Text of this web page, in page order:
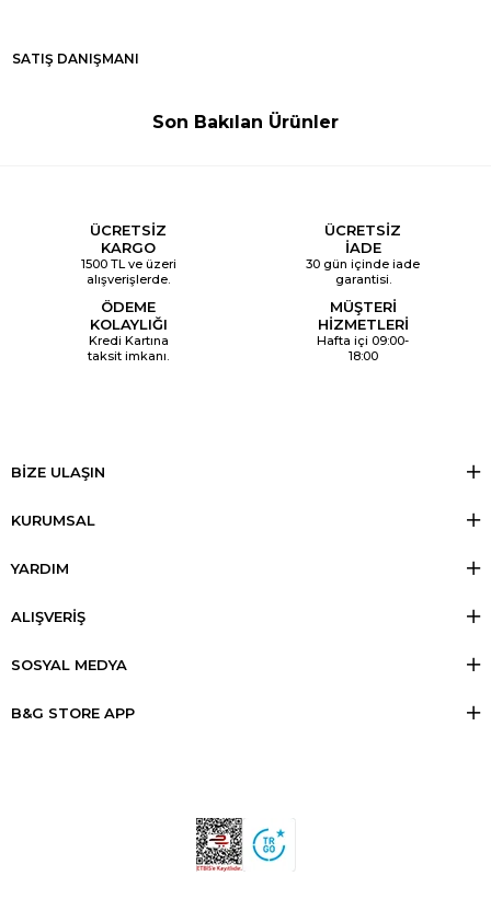
SATIŞ DANIŞMANI
Son Bakılan Ürünler
ÜCRETSİZ
KARGO
1500 TL ve üzeri
alışverişlerde.
ÜCRETSİZ
İADE
30 gün içinde iade
garantisi.
ÖDEME
KOLAYLIĞI
Kredi Kartına
taksit imkanı.
MÜŞTERİ
HİZMETLERİ
Hafta içi 09:00-
18:00
BİZE ULAŞIN
KURUMSAL
YARDIM
ALIŞVERİŞ
SOSYAL MEDYA
B&G STORE APP